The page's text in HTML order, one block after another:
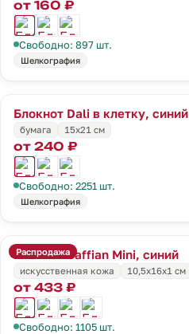
от 160 ₽
Свободно: 897 шт.
Шелкография
Блокнот Dali в клетку, синий
бумага
15х21 см
от 240 ₽
Свободно: 2251 шт.
Шелкография
Распродажа
Блокнот Saffian Mini, синий
искусственная кожа
10,5х16x1 см
от 433 ₽
Свободно: 1105 шт.